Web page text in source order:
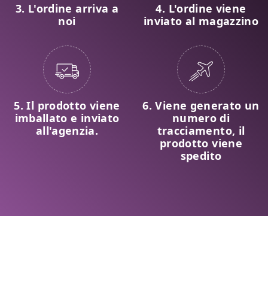
3. L'ordine arriva a
noi
4. L'ordine viene
inviato al magazzino
5. Il prodotto viene
imballato e inviato
all'agenzia.
6. Viene generato un
numero di
tracciamento, il
prodotto viene
spedito